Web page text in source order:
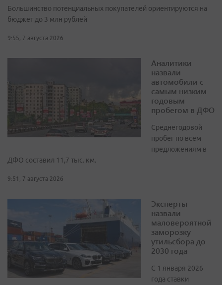
Большинство потенциальных покупателей ориентируются на
бюджет до 3 млн рублей
9:55, 7 августа 2026
Аналитики
назвали
автомобили с
самым низким
годовым
пробегом в ДФО
Среднегодовой
пробег по всем
предложениям в
ДФО составил 11,7 тыс. км.
9:51, 7 августа 2026
Эксперты
назвали
маловероятной
заморозку
утильсбора до
2030 года
С 1 января 2026
года ставки